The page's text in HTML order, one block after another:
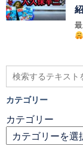
カテゴリー
カテゴリー